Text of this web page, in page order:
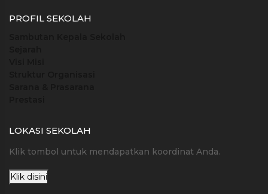
PROFIL SEKOLAH
LOKASI SEKOLAH
Klik tombol untuk mendapatkan koordinat Anda.
Klik disini